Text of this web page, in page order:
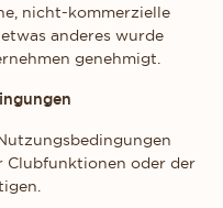
nicht-kommerzielle
anderes wurde
genehmigt.
Clubfunktionen oder der